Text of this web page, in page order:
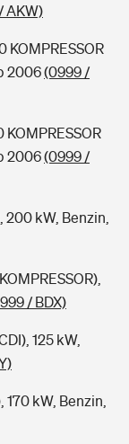
AKW)
KOMPRESSOR
2006(0999 /
2006(0999 /
kW, Benzin,
/ BDX)
125 kW,
kW, Benzin,